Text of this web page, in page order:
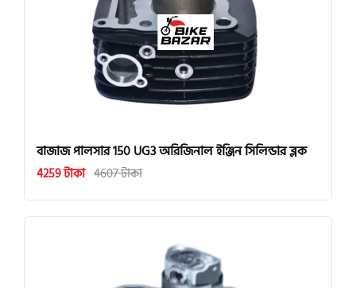
বাজাজ পালসার 150 UG3 অরিজিনাল ইঞ্জিন সিলিন্ডার ব্লক
4259 টাকা 4607 টাকা